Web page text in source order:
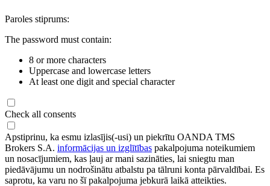
Paroles stiprums:
The password must contain:
8 or more characters
Uppercase and lowercase letters
At least one digit and special character
Check all consents
Apstiprinu, ka esmu izlasījis(-usi) un piekrītu OANDA TMS
Brokers S.A. informācijas un izglītības pakalpojuma noteikumiem
un nosacījumiem, kas ļauj ar mani sazināties, lai sniegtu man
piedāvājumu un nodrošinātu atbalstu pa tālruni konta pārvaldībai. Es
saprotu, ka varu no šī pakalpojuma jebkurā laikā atteikties.